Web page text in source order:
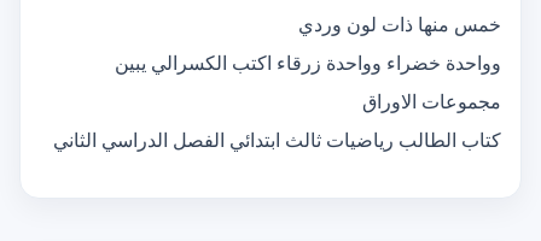
خمس منها ذات لون وردي
وواحدة خضراء وواحدة زرقاء اكتب الكسرالي يبين
مجموعات الاوراق
كتاب الطالب رياضيات ثالث ابتدائي الفصل الدراسي الثاني